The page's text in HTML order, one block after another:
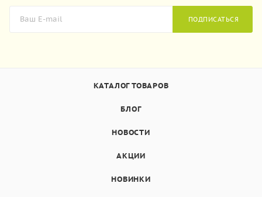
ПОДПИСАТЬСЯ
КАТАЛОГ ТОВАРОВ
БЛОГ
НОВОСТИ
АКЦИИ
НОВИНКИ